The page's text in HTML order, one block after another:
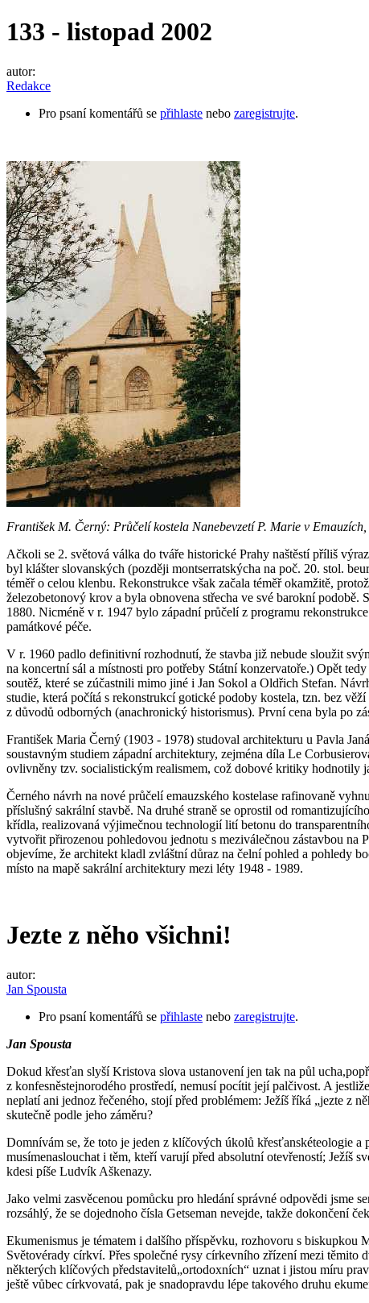
133 - listopad 2002
autor:
Redakce
Pro psaní komentářů se přihlaste nebo zaregistrujte.
František M. Černý: Průčelí kostela Nanebevzetí P. Marie v
Ačkoli se 2. světová válka do tváře historické Prahy naštěstí příliš
byl klášter slovanských (později montserratskýcha na poč. 20. stol.
téměř o celou klenbu. Rekonstrukce však začala téměř okamžitě,
železobetonový krov a byla obnovena střecha ve své barokní
1880. Nicméně v r. 1947 bylo západní průčelí z programu
památkové péče.
V r. 1960 padlo definitivní rozhodnutí, že stavba již nebude sloužit
na koncertní sál a místnosti pro potřeby Státní konzervatoře.) Opět
soutěž, které se zúčastnili mimo jiné i Jan Sokol a Oldřich Stefan.
studie, která počítá s rekonstrukcí gotické podoby kostela, tzn. bez
z důvodů odborných (anachronický historismus). První cena byla po
František Maria Černý (1903 - 1978) studoval architekturu u Pavla
soustavným studiem západní architektury, zejména díla Le
ovlivněny tzv. socialistickým realismem, což dobové kritiky hodnotily
Černého návrh na nové průčelí emauzského kostelase rafinovaně
příslušný sakrální stavbě. Na druhé straně se oprostil od
křídla, realizovaná výjimečnou technologií lití betonu do
vytvořit přirozenou pohledovou jednotu s meziválečnou zástavbou
objevíme, že architekt kladl zvláštní důraz na čelní pohled a pohledy
místo na mapě sakrální architektury mezi léty 1948 - 1989.
Jezte z něho všichni!
autor:
Jan Spousta
Pro psaní komentářů se přihlaste nebo zaregistrujte.
Jan Spousta
Dokud křesťan slyší Kristova slova ustanovení jen tak na půl
z konfesněstejnorodého prostředí, nemusí pocítit její palčivost. A
neplatí ani jednoz řečeného, stojí před problémem: Ježíš říká „jezte
skutečně podle jeho záměru?
Domnívám se, že toto je jeden z klíčových úkolů křesťanskéteologie a
musímenaslouchat i těm, kteří varují před absolutní otevřeností; Ježíš
kdesi píše Ludvík Aškenazy.
Jako velmi zasvěcenou pomůcku pro hledání správné odpovědi jsme
rozsáhlý, že se dojednoho čísla Getseman nevejde, takže dokončení
Ekumenismus je tématem i dalšího příspěvku, rozhovoru s
Světovérady církví. Přes společné rysy církevního zřízení mezi
některých klíčových představitelů„ortodoxních“ uznat i jistou míru
ještě vůbec církvovatá, pak je snadopravdu lépe takového druhu